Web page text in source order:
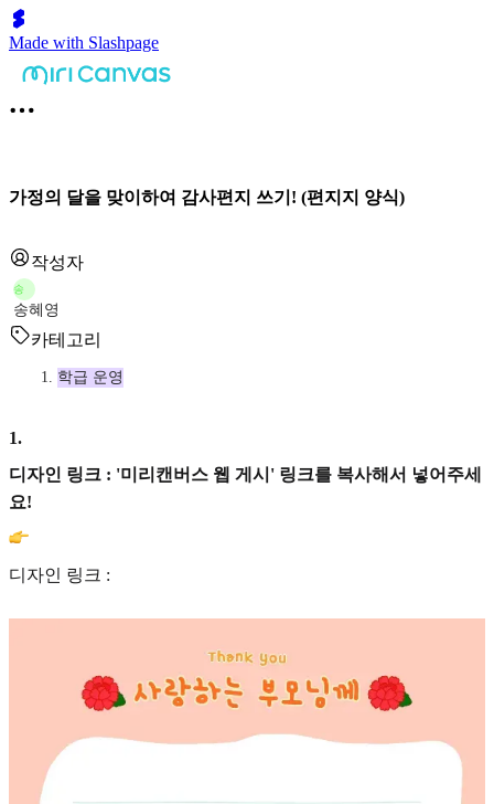
Made with Slashpage
가정의 달을 맞이하여 감사편지 쓰기! (편지지 양식)
작성자
송
송혜영
카테고리
학급 운영
1.
디자인 링크 : '미리캔버스 웹 게시' 링크를 복사해서 넣어주세
요!
디자인 링크 :